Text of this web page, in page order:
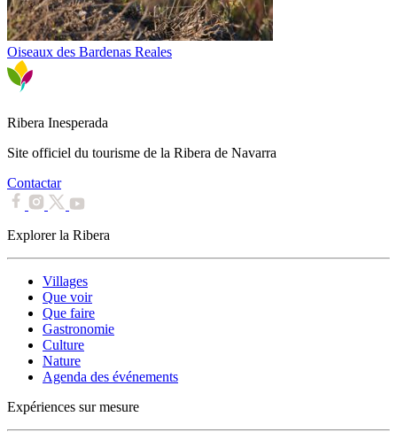
Oiseaux des Bardenas Reales
Ribera Inesperada
Site officiel du tourisme de la Ribera de Navarra
Contactar
Explorer la Ribera
Villages
Que voir
Que faire
Gastronomie
Culture
Nature
Agenda des événements
Expériences sur mesure